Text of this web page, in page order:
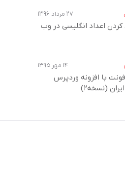
۲۷ مرداد ۱۳۹۶
کردن اعداد انگلیسی در وب‌
۱۴ مهر ۱۳۹۵
با افزونه وردپرس
(نسخه2)